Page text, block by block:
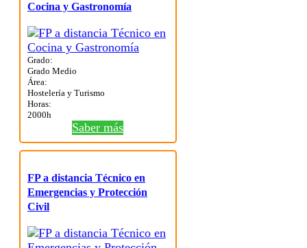
Cocina y Gastronomía
Grado:
Grado Medio
Área:
Hostelería y Turismo
Horas:
2000h
Saber más
FP a distancia Técnico en
Emergencias y Protección
Civil